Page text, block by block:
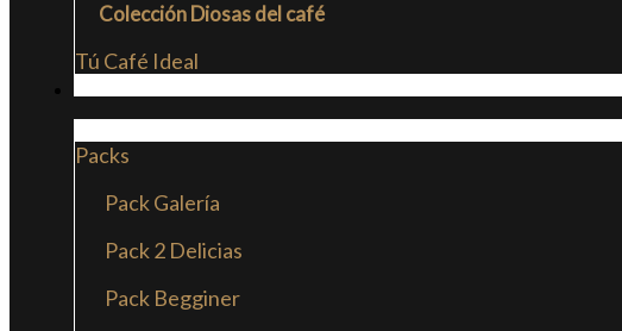
Colección Diosas del café
Tú Café Ideal
Packs
Pack Galería
Pack 2 Delicias
Pack Begginer